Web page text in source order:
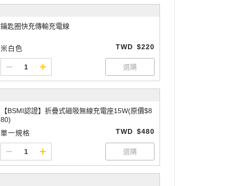
鑰匙圈快充傳輸充電線
米白色 TWD $220
【BSMI認證】折疊式磁吸無線充電座15W(原價$8
80)
單一規格
TWD $480